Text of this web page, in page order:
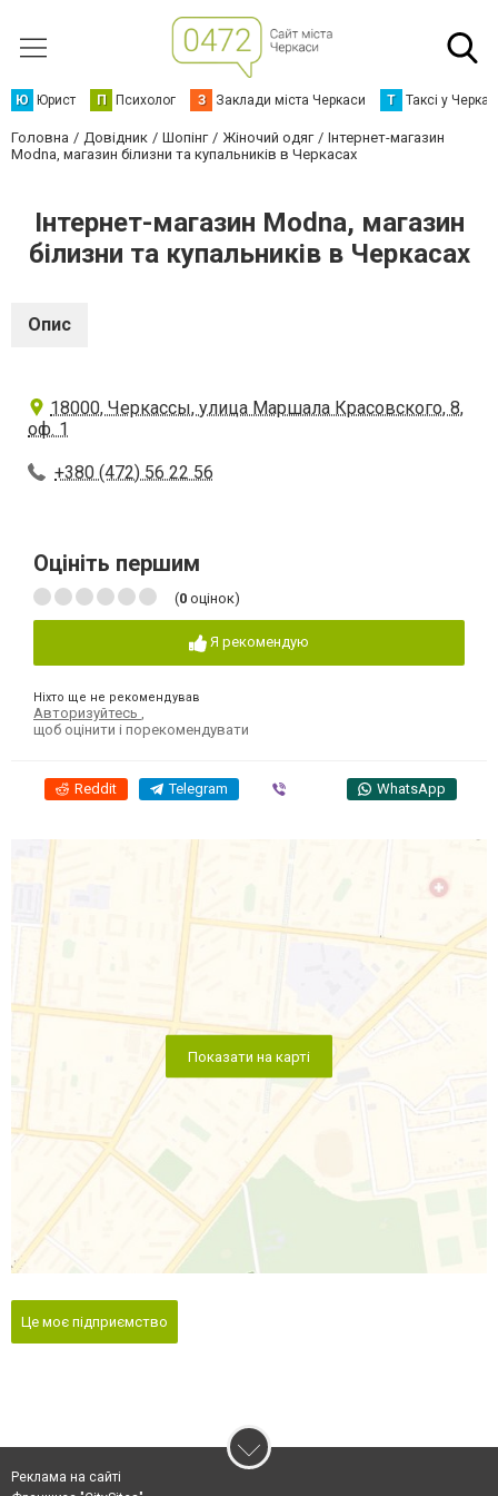
Ю Юрист П Психолог З Заклади міста Черкаси Т Таксі у
Головна Довідник Шопінг Жіночий одяг
Інтернет-магазин
Modna, магазин білизни та купальників в Черкасах
Інтернет-магазин Modna, магазин
білизни та купальників в Черкасах
Опис
18000, Черкассы, улица Маршала Красовского, 8,
оф. 1
+380 (472) 56 22 56
Оцініть першим
(0 оцінок)
Я рекомендую
Ніхто ще не рекомендував
Авторизуйтесь
щоб оцінити і порекомендувати
Reddit Telegram WhatsApp
Показати на карті
Це моє підприємство
Реклама на сайті